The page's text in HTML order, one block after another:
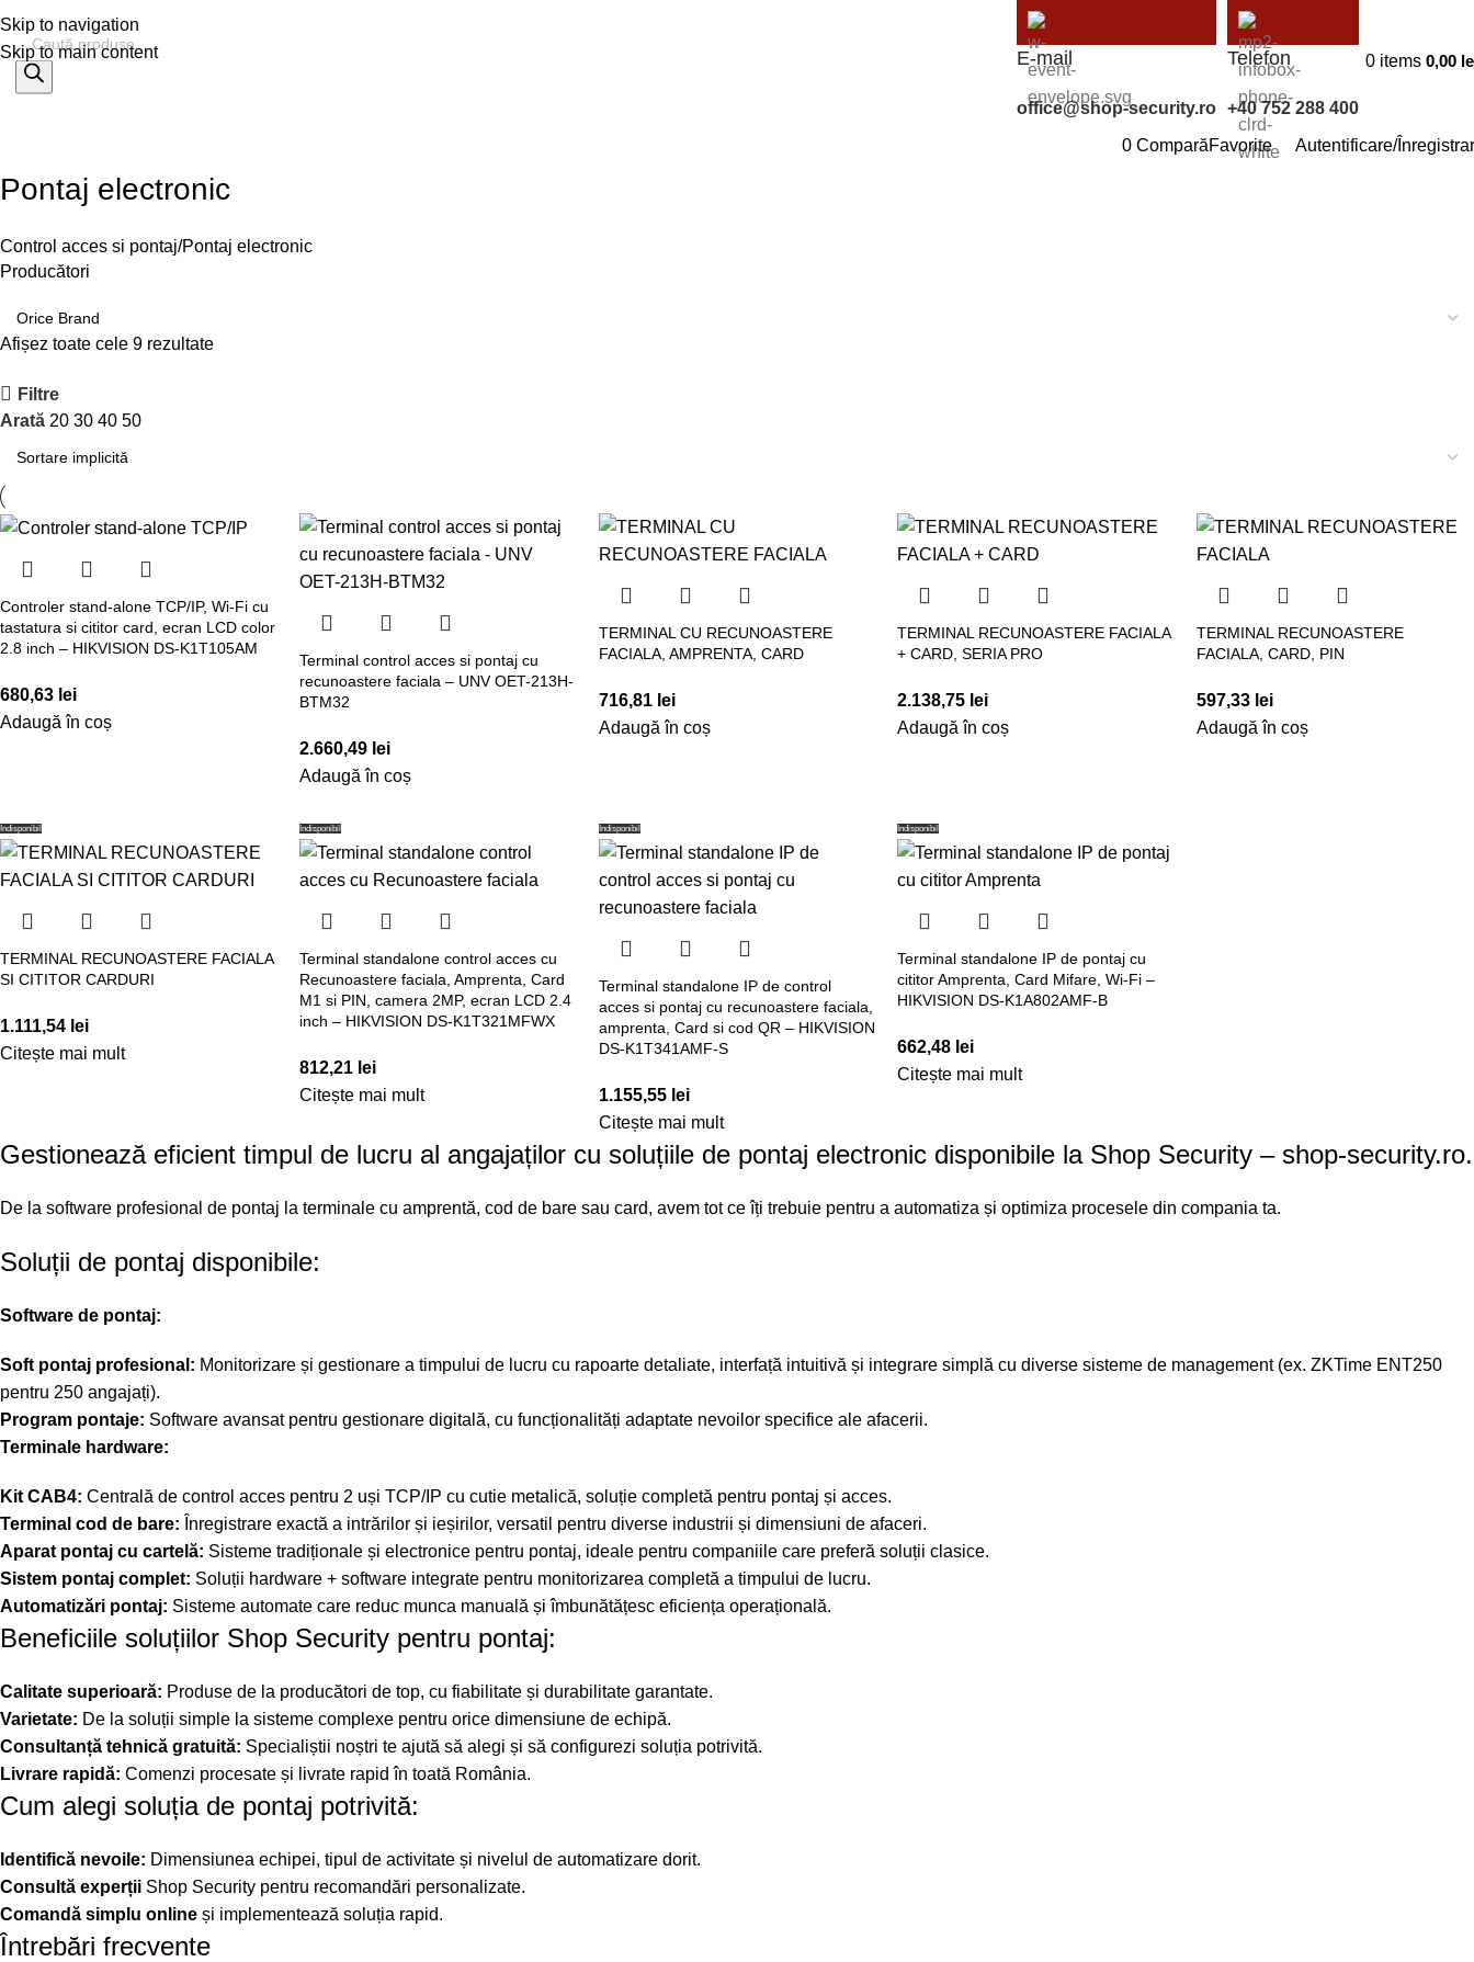
Skip to navigation
Skip to main content
E-mail
office@shop-security.ro
Telefon
+40 752 288 400
0 items 0,00
0 ComparăFavorite Autentificare/
Pontaj electronic
Control acces si pontaj Pontaj electronic
Producători
Afișez toate cele 9 rezultate
Filtre
Arată 20 30 40 50
Controler stand-alone TCP/IP, Wi-Fi cu
tastatura si cititor card, ecran LCD color
2.8 inch – HIKVISION DS-K1T105AM
680,63 lei
Adaugă în coș
Terminal control acces si pontaj cu
recunoastere faciala – UNV OET-213H-
BTM32
2.660,49 lei
Adaugă în coș
TERMINAL CU RECUNOASTERE
FACIALA, AMPRENTA, CARD
716,81 lei
Adaugă în coș
TERMINAL RECUNOASTERE FACIALA
+ CARD, SERIA PRO
2.138,75 lei
Adaugă în coș
TERMINAL RECUNOASTERE
FACIALA, CARD, PIN
597,33 lei
Adaugă în coș
Indisponibil
TERMINAL RECUNOASTERE FACIALA
SI CITITOR CARDURI
1.111,54 lei
Citește mai mult
Indisponibil
Terminal standalone control acces cu
Recunoastere faciala, Amprenta, Card
M1 si PIN, camera 2MP, ecran LCD 2.4
inch – HIKVISION DS-K1T321MFWX
812,21 lei
Citește mai mult
Indisponibil
Terminal standalone IP de control
acces si pontaj cu recunoastere faciala,
amprenta, Card si cod QR – HIKVISION
DS-K1T341AMF-S
1.155,55 lei
Citește mai mult
Indisponibil
Terminal standalone IP de pontaj cu
cititor Amprenta, Card Mifare, Wi-Fi –
HIKVISION DS-K1A802AMF-B
662,48 lei
Citește mai mult
Gestionează eficient timpul de lucru al angajaților cu soluțiile de pontaj electronic disponibile la Shop Security – shop-security.ro.
De la software profesional de pontaj la terminale cu amprentă, cod de bare sau card, avem tot ce îți trebuie pentru a automatiza și optimiza procesele din compania ta.
Soluții de pontaj disponibile:
Software de pontaj:
Soft pontaj profesional: Monitorizare și gestionare a timpului de lucru cu rapoarte detaliate, interfață intuitivă și integrare simplă cu diverse sisteme de management (ex. ZKTime ENT250
pentru 250 angajați).
Program pontaje: Software avansat pentru gestionare digitală, cu funcționalități adaptate nevoilor specifice ale afacerii.
Terminale hardware:
Kit CAB4: Centrală de control acces pentru 2 uși TCP/IP cu cutie metalică, soluție completă pentru pontaj și acces.
Terminal cod de bare: Înregistrare exactă a intrărilor și ieșirilor, versatil pentru diverse industrii și dimensiuni de afaceri.
Aparat pontaj cu cartelă: Sisteme tradiționale și electronice pentru pontaj, ideale pentru companiile care preferă soluții clasice.
Sistem pontaj complet: Soluții hardware + software integrate pentru monitorizarea completă a timpului de lucru.
Automatizări pontaj: Sisteme automate care reduc munca manuală și îmbunătățesc eficiența operațională.
Beneficiile soluțiilor Shop Security pentru pontaj:
Calitate superioară: Produse de la producători de top, cu fiabilitate și durabilitate garantate.
Varietate: De la soluții simple la sisteme complexe pentru orice dimensiune de echipă.
Consultanță tehnică gratuită: Specialiștii noștri te ajută să alegi și să configurezi soluția potrivită.
Livrare rapidă: Comenzi procesate și livrate rapid în toată România.
Cum alegi soluția de pontaj potrivită:
Identifică nevoile: Dimensiunea echipei, tipul de activitate și nivelul de automatizare dorit.
Consultă experții Shop Security pentru recomandări personalizate.
Comandă simplu online și implementează soluția rapid.
Întrebări frecvente